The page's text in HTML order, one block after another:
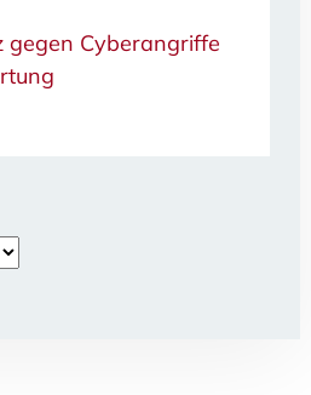
gegen Cyberangriffe